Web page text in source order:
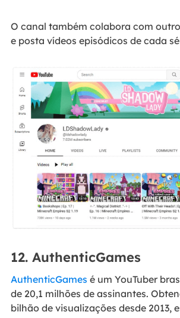
O canal também colabora com
e posta vídeos episódicos de cada
12. AuthenticGames
AuthenticGames é um YouTuber
de 20,1 milhões de assinantes.
bilhão de visualizações desde 2013,